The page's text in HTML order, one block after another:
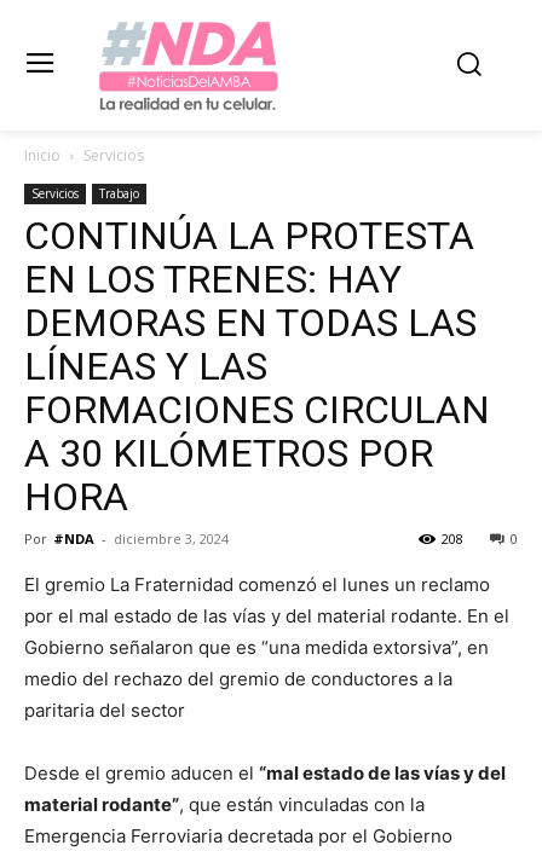
Inicio Servicios
Servicios Trabajo
CONTINÚA LA PROTESTA
EN LOS TRENES: HAY
DEMORAS EN TODAS LAS
LÍNEAS Y LAS
FORMACIONES CIRCULAN
A 30 KILÓMETROS POR
HORA
Por #NDA - diciembre 3, 2024 0
208
El gremio La Fraternidad comenzó el lunes un reclamo
por el mal estado de las vías y del material rodante. En el
Gobierno señalaron que es “una medida extorsiva”, en
medio del rechazo del gremio de conductores a la
paritaria del sector
Desde el gremio aducen el “mal estado de las vías y del
material rodante”, que están vinculadas con la
Emergencia Ferroviaria decretada por el Gobierno